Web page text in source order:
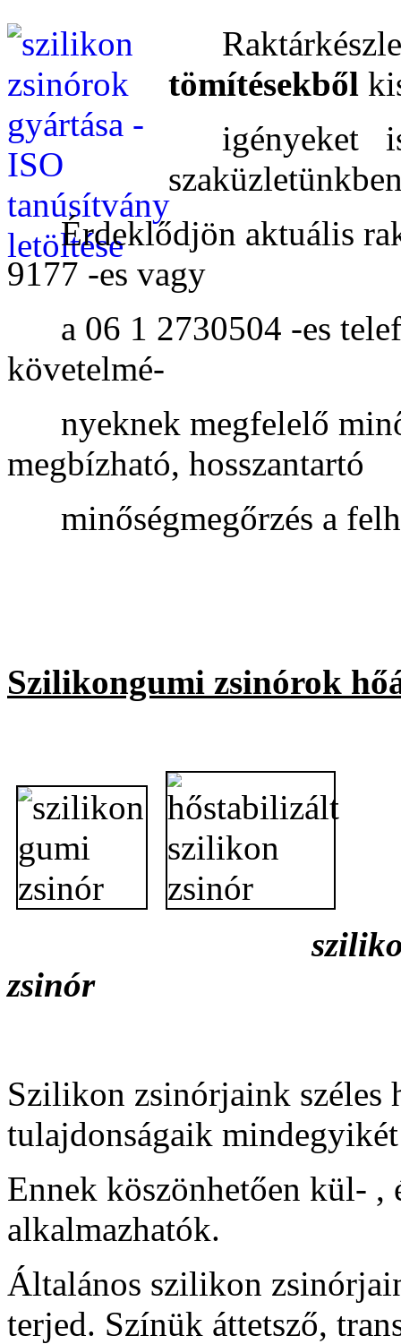
tömítésekből
igényeket is
Érdeklődjön aktuális
9177 -es vagy
a 06 1 2730504 -es
követelmé-
nyeknek megfelelő
megbízható, hosszantartó
minőségmegőrzés a
Szilikongumi zsinórok
szilikon
zsinór
Szilikon zsinórjaink
tulajdonságaik
Ennek köszönhetően kül- ,
alkalmazhatók.
Általános szilikon
terjed. Színük áttetsző,